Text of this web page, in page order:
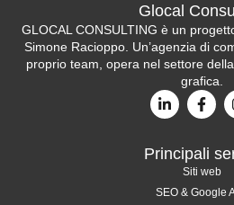
Glocal
GLOCAL CONSULTING è un
Simone Racioppo. Un’agenzia di
proprio team, opera nel settore
grafica.
Principali
Siti web
SEO & Google